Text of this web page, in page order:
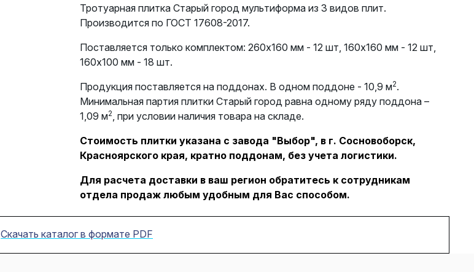
Тротуарная плитка Старый город мультиформа из 3 видов плит.
Производится по ГОСТ 17608-2017.
Поставляется только комплектом: 260х160 мм - 12 шт, 160х160 мм - 12 шт,
160х100 мм - 18 шт.
Продукция поставляется на поддонах. В одном поддоне - 10,9 м2.
Минимальная партия плитки Старый город равна одному ряду поддона –
1,09 м2, при условии наличия товара на складе.
Стоимость плитки указана с завода "Выбор", в г. Сосновоборск,
Красноярского края, кратно поддонам, без учета логистики.
Для расчета доставки в ваш регион обратитесь к сотрудникам
отдела продаж любым удобным для Вас способом.
Скачать каталог в формате PDF